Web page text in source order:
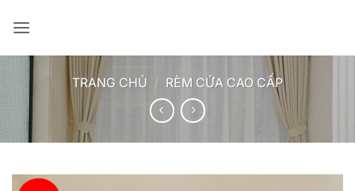
qua
dung
TRANG CHỦ / RÈM CỬA CAO CẤP